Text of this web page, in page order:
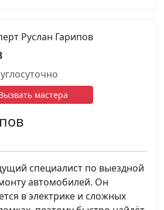
мастера
специалист по выездной
автомобилей. Он
в электрике и сложных